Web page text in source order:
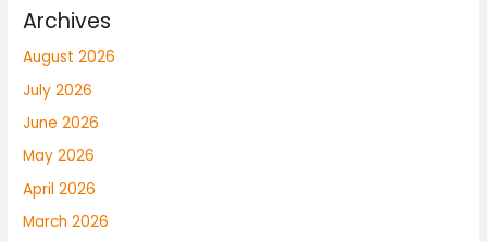
Archives
August 2026
July 2026
June 2026
May 2026
April 2026
March 2026